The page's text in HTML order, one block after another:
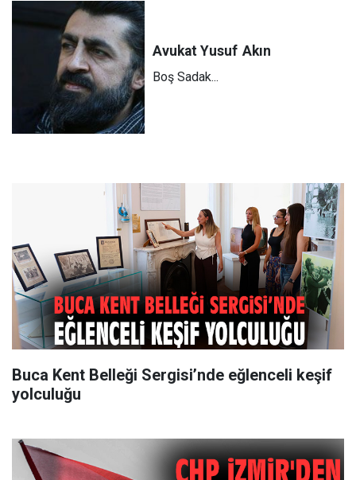
Avukat Yusuf Akın
Boş Sadak...
Buca Kent Belleği Sergisi’nde eğlenceli keşif
yolculuğu